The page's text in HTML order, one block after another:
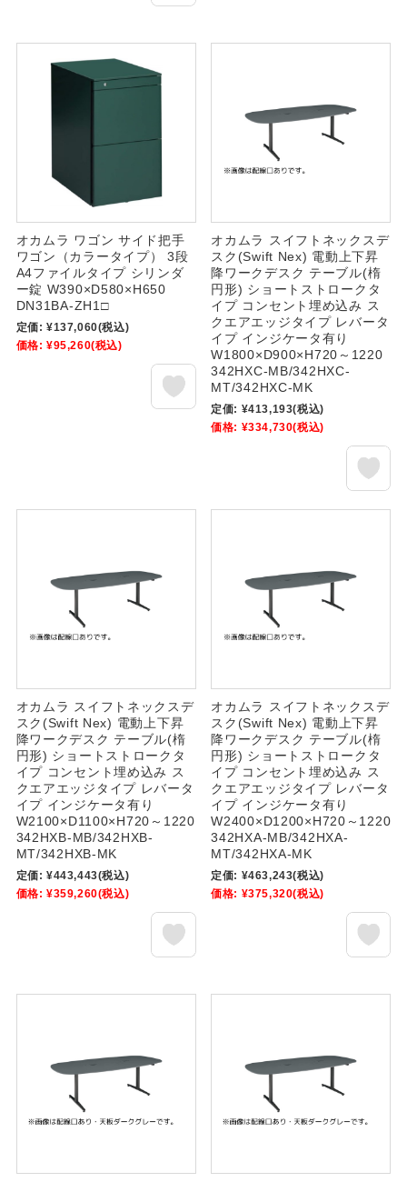
オカムラ ワゴン サイド把手
ワゴン（カラータイプ） 3段
A4ファイルタイプ シリンダ
ー錠 W390×D580×H650
DN31BA-ZH1□
定価: ¥137,060(税込)
価格: ¥95,260(税込)
オカムラ スイフトネックスデ
スク(Swift Nex) 電動上下昇
降ワークデスク テーブル(楕
円形) ショートストロークタ
イプ コンセント埋め込み ス
クエアエッジタイプ レバータ
イプ インジケータ有り
W1800×D900×H720～1220
342HXC-MB/342HXC-
MT/342HXC-MK
定価: ¥413,193(税込)
価格: ¥334,730(税込)
オカムラ スイフトネックスデ
スク(Swift Nex) 電動上下昇
降ワークデスク テーブル(楕
円形) ショートストロークタ
イプ コンセント埋め込み ス
クエアエッジタイプ レバータ
イプ インジケータ有り
W2100×D1100×H720～1220
342HXB-MB/342HXB-
MT/342HXB-MK
定価: ¥443,443(税込)
価格: ¥359,260(税込)
オカムラ スイフトネックスデ
スク(Swift Nex) 電動上下昇
降ワークデスク テーブル(楕
円形) ショートストロークタ
イプ コンセント埋め込み ス
クエアエッジタイプ レバータ
イプ インジケータ有り
W2400×D1200×H720～1220
342HXA-MB/342HXA-
MT/342HXA-MK
定価: ¥463,243(税込)
価格: ¥375,320(税込)